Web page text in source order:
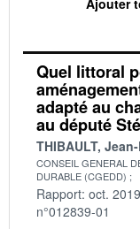
Ajouter
Quel littoral
adapté au
au député
THIBAULT,
CONSEIL GENERAL
DURABLE (CGEDD)
Rapport: oct. 2019
n°012839-01